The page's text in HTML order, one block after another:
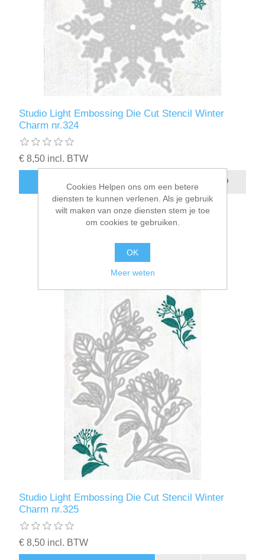
Studio Light Embossing Die Cut Stencil Winter
Charm nr.324
€ 8,50 incl. BTW
BESTEL NU!
Studio Light Embossing Die Cut Stencil Winter
Charm nr.325
€ 8,50 incl. BTW
Cookies Helpen ons om een betere
diensten te kunnen verlenen. Als je gebruik
wilt maken van onze diensten stem je toe
om cookies te gebruiken.
OK
Meer weten